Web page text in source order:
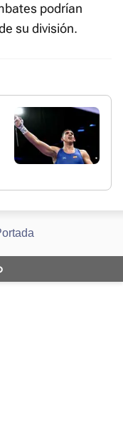
podrían
su división.